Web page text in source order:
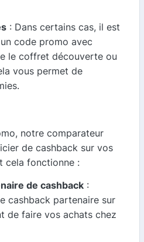
: Dans certains cas, il est
code promo avec
le coffret découverte ou
vous permet de
notre comparateur
de cashback sur vos
cela fonctionne :
de cashback :
cashback partenaire sur
de faire vos achats chez